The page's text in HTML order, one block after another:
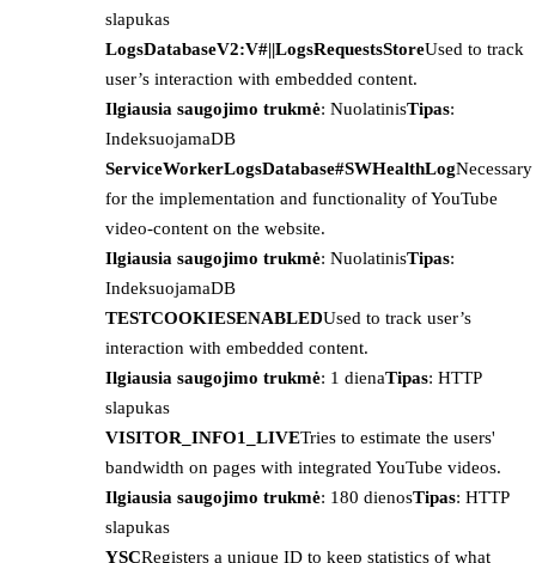
slapukas
LogsDatabaseV2:V#||LogsRequestsStoreUsed to track
user’s interaction with embedded content.
Ilgiausia saugojimo trukmė: NuolatinisTipas:
IndeksuojamaDB
ServiceWorkerLogsDatabase#SWHealthLogNecessary
for the implementation and functionality of YouTube
video-content on the website.
Ilgiausia saugojimo trukmė: NuolatinisTipas:
IndeksuojamaDB
TESTCOOKIESENABLEDUsed to track user’s
interaction with embedded content.
Ilgiausia saugojimo trukmė: 1 dienaTipas: HTTP
slapukas
VISITOR_INFO1_LIVETries to estimate the users'
bandwidth on pages with integrated YouTube videos.
Ilgiausia saugojimo trukmė: 180 dienosTipas: HTTP
slapukas
YSCRegisters a unique ID to keep statistics of what